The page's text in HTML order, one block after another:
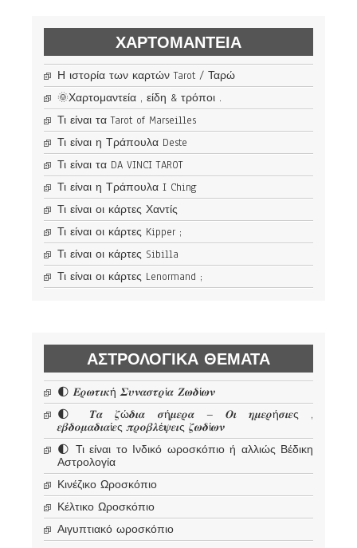
ΧΑΡΤΟΜΑΝΤΕΊΑ
Η ιστορία των καρτών Tarot / Ταρώ
🌞Χαρτομαντεία , είδη & τρόποι .
Τι είναι τα Tarot of Marseilles
Τι είναι η Τράπουλα Deste
Τι είναι τα DA VINCI TAROT
Τι είναι η Τράπουλα I Ching
Τι είναι οι κάρτες Χαντίς
Τι είναι οι κάρτες Kipper ;
Τι είναι οι κάρτες Sibilla
Τι είναι οι κάρτες Lenormand ;
ΑΣΤΡΟΛΟΓΙΚΆ ΘΈΜΑΤΑ
🌓 𝜠𝝆𝝎𝝉𝜾𝜿ή 𝜮𝝊𝝂𝜶𝝈𝝉𝝆ί𝜶 𝜡𝝎𝜹ί𝝎𝝂
🌓 𝜯𝜶 𝜻ώ𝜹𝜾𝜶 𝝈ή𝝁𝜺𝝆𝜶 – 𝜪𝜾 𝜼𝝁𝜺𝝆ή𝝈𝜾𝜺ς ,
𝜺𝜷𝜹𝝄𝝁𝜶𝜹𝜾𝜶ί𝜺ς 𝝅𝝆𝝄𝜷𝝀έ𝝍𝜺𝜾ς 𝜻𝝎𝜹ί𝝎𝝂
🌓 Τι είναι το Ινδικό ωροσκόπιο ή αλλιώς Βέδικη
Αστρολογία
Κινέζικο Ωροσκόπιο
Κέλτικο Ωροσκόπιο
Αιγυπτιακό ωροσκόπιο